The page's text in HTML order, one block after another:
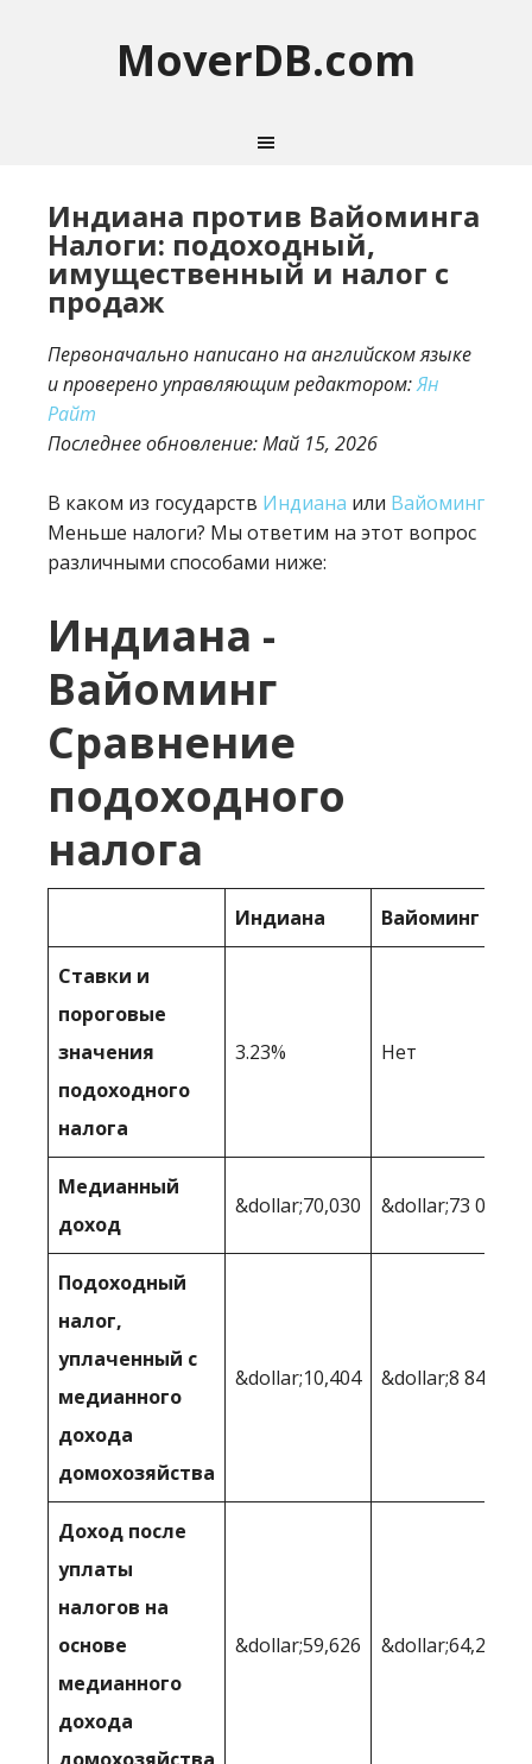
MoverDB.com
Индиана против Вайоминга
Налоги: подоходный,
имущественный и налог с
продаж
Первоначально написано на английском языке
и проверено управляющим редактором:Ян
Райт
Последнее обновление:Май 15, 2026
В каком из государств Индиана или Вайоминг
Меньше налоги? Мы ответим на этот вопрос
различными способами ниже:
Индиана -
Вайоминг
Сравнение
подоходного
налога
Индиана Вайоминг
Ставки и
пороговые
значения
подоходного
налога
3.23% Нет
Медианный
доход
&dollar;70,030 &dollar;73 090
Подоходный
налог,
уплаченный с
медианного
дохода
домохозяйства
&dollar;10,404 &dollar;8 848
Доход после
уплаты
налогов на
основе
медианного
дохода
&dollar;59,626 &dollar;64,242